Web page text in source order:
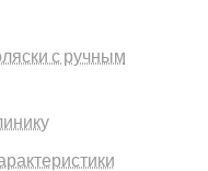
с ручным